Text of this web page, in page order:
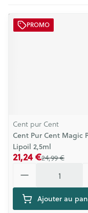
PROMO
Cent pur Cent
Cent Pur Cent Magic
Lipoil 2,5ml
24,99 €
21,24 €
Ajouter au